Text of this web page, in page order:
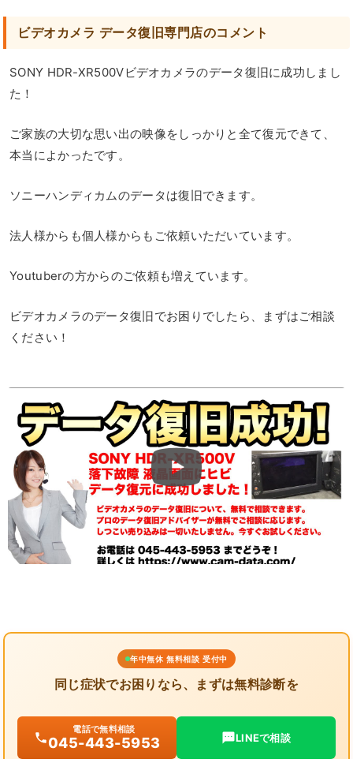
ビデオカメラ データ復旧専門店のコメント
SONY HDR-XR500Vビデオカメラのデータ復旧に成功しまし
た！
ご家族の大切な思い出の映像をしっかりと全て復元できて、
本当によかったです。
ソニーハンディカムのデータは復旧できます。
法人様からも個人様からもご依頼いただいています。
Youtuberの方からのご依頼も増えています。
ビデオカメラのデータ復旧でお困りでしたら、まずはご相談
ください！
年中無休 無料相談 受付中
同じ症状でお困りなら、まずは無料診断を
電話で無料相談
045-443-5953 LINEで相談